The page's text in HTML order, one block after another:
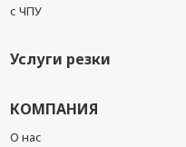
с ЧПУ
Услуги резки
КОМПАНИЯ
О нас